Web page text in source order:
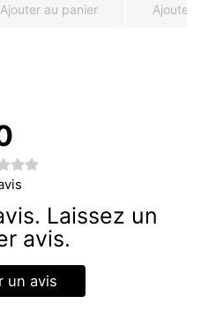
Ajouter au panier Ajouter
Laissez un
avis.
un avis